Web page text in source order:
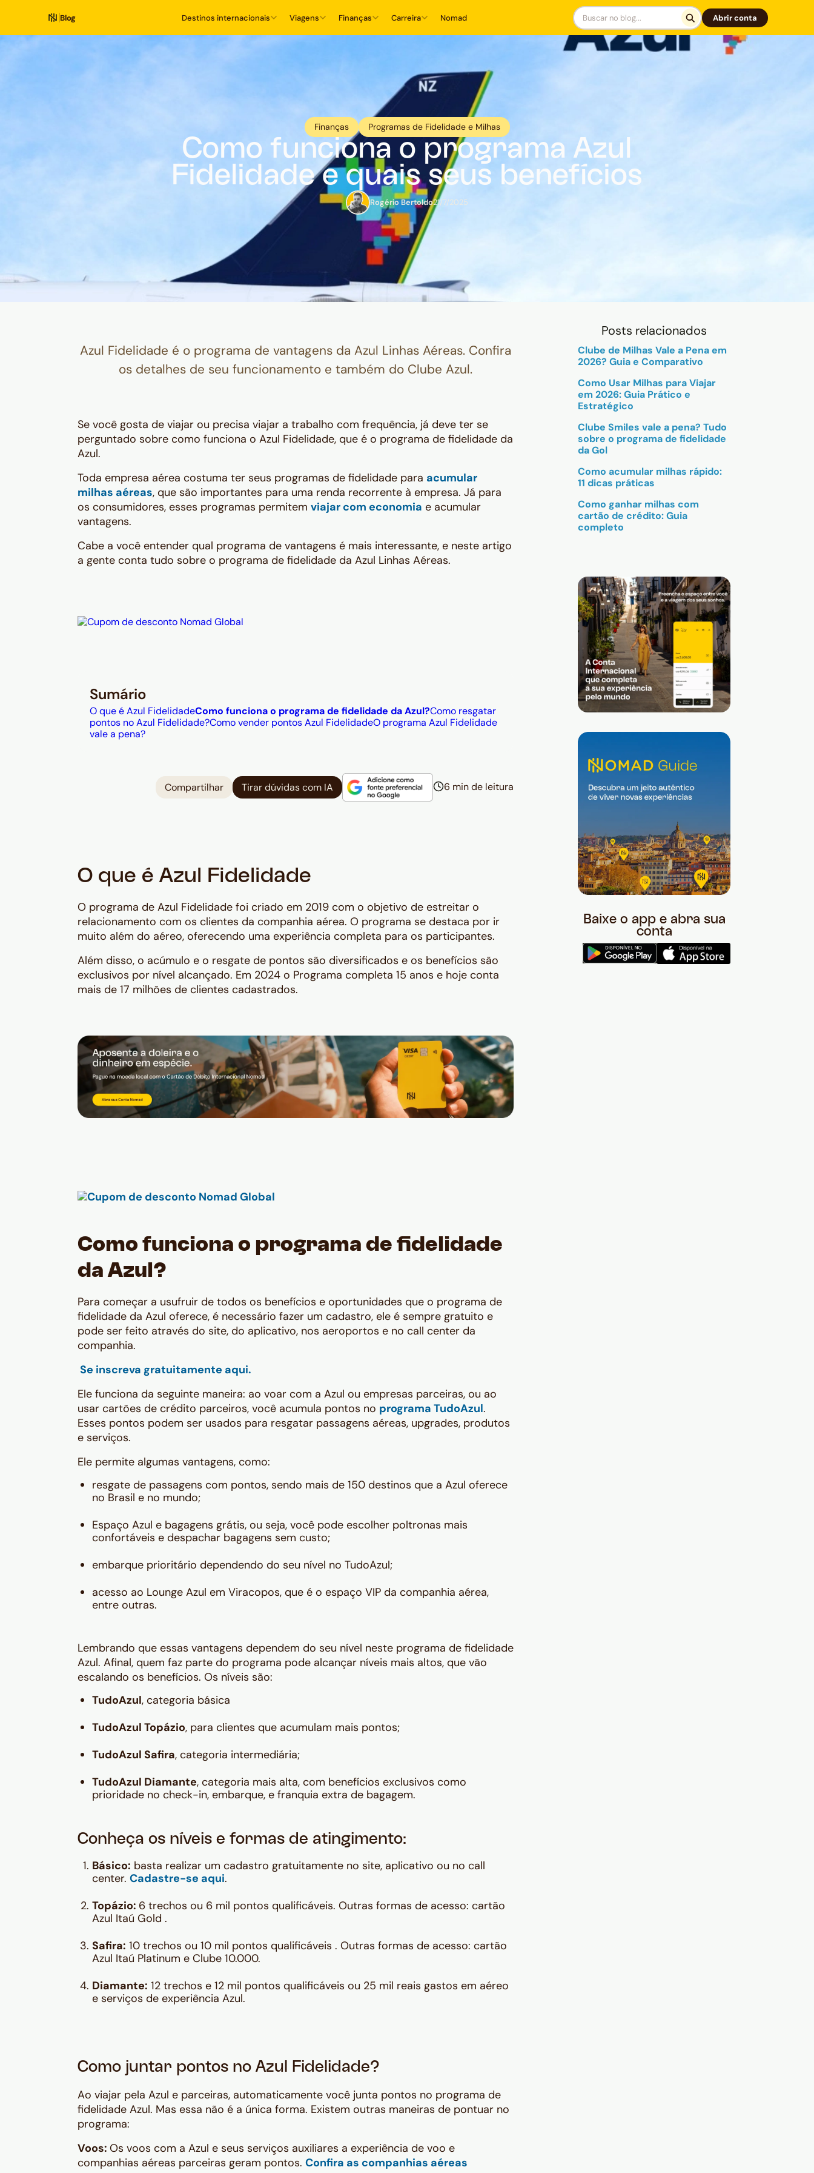
Blog Destinos internacionais Viagens Finanças Carreira Nomad Abrir conta
Finanças Programas de Fidelidade e Milhas
Como funciona o programa Azul
Fidelidade e quais seus benefícios
Rogério Bertoldo21/7/2025
Azul Fidelidade é o programa de vantagens da Azul Linhas Aéreas. Confira
os detalhes de seu funcionamento e também do Clube Azul.
Se você gosta de viajar ou precisa viajar a trabalho com frequência, já deve ter se
perguntado sobre como funciona o Azul Fidelidade, que é o programa de fidelidade da
Azul.
Toda empresa aérea costuma ter seus programas de fidelidade para acumular
milhas aéreas, que são importantes para uma renda recorrente à empresa. Já para
os consumidores, esses programas permitem viajar com economia e acumular
vantagens.
Cabe a você entender qual programa de vantagens é mais interessante, e neste artigo
a gente conta tudo sobre o programa de fidelidade da Azul Linhas Aéreas.
Sumário
O que é Azul FidelidadeComo funciona o programa de fidelidade da Azul?Como resgatar
pontos no Azul Fidelidade?Como vender pontos Azul FidelidadeO programa Azul Fidelidade
vale a pena?
Compartilhar Tirar dúvidas com IA 6 min de leitura
O que é Azul Fidelidade
O programa de Azul Fidelidade foi criado em 2019 com o objetivo de estreitar o
relacionamento com os clientes da companhia aérea. O programa se destaca por ir
muito além do aéreo, oferecendo uma experiência completa para os participantes.
Além disso, o acúmulo e o resgate de pontos são diversificados e os benefícios são
exclusivos por nível alcançado. Em 2024 o Programa completa 15 anos e hoje conta
mais de 17 milhões de clientes cadastrados.
Como funciona o programa de fidelidade
da Azul?
Para começar a usufruir de todos os benefícios e oportunidades que o programa de
fidelidade da Azul oferece, é necessário fazer um cadastro, ele é sempre gratuito e
pode ser feito através do site, do aplicativo, nos aeroportos e no call center da
companhia.
Se inscreva gratuitamente aqui.
Ele funciona da seguinte maneira: ao voar com a Azul ou empresas parceiras, ou ao
usar cartões de crédito parceiros, você acumula pontos no programa TudoAzul.
Esses pontos podem ser usados para resgatar passagens aéreas, upgrades, produtos
e serviços.
Ele permite algumas vantagens, como:
resgate de passagens com pontos, sendo mais de 150 destinos que a Azul oferece
no Brasil e no mundo;
Espaço Azul e bagagens grátis, ou seja, você pode escolher poltronas mais
confortáveis e despachar bagagens sem custo;
embarque prioritário dependendo do seu nível no TudoAzul;
acesso ao Lounge Azul em Viracopos, que é o espaço VIP da companhia aérea,
entre outras.
Lembrando que essas vantagens dependem do seu nível neste programa de fidelidade
Azul. Afinal, quem faz parte do programa pode alcançar níveis mais altos, que vão
escalando os benefícios. Os níveis são:
TudoAzul, categoria básica
TudoAzul Topázio, para clientes que acumulam mais pontos;
TudoAzul Safira, categoria intermediária;
TudoAzul Diamante, categoria mais alta, com benefícios exclusivos como
prioridade no check-in, embarque, e franquia extra de bagagem.
Conheça os níveis e formas de atingimento:
Básico: basta realizar um cadastro gratuitamente no site, aplicativo ou no call
center. Cadastre-se aqui.
Topázio: 6 trechos ou 6 mil pontos qualificáveis. Outras formas de acesso: cartão
Azul Itaú Gold .
Safira: 10 trechos ou 10 mil pontos qualificáveis . Outras formas de acesso: cartão
Azul Itaú Platinum e Clube 10.000.
Diamante: 12 trechos e 12 mil pontos qualificáveis ou 25 mil reais gastos em aéreo
e serviços de experiência Azul.
Como juntar pontos no Azul Fidelidade?
Ao viajar pela Azul e parceiras, automaticamente você junta pontos no programa de
fidelidade Azul. Mas essa não é a única forma. Existem outras maneiras de pontuar no
programa:
Voos: Os voos com a Azul e seus serviços auxiliares a experiência de voo e
companhias aéreas parceiras geram pontos. Confira as companhias aéreas
Posts relacionados
Clube de Milhas Vale a Pena em
2026? Guia e Comparativo
Como Usar Milhas para Viajar
em 2026: Guia Prático e
Estratégico
Clube Smiles vale a pena? Tudo
sobre o programa de fidelidade
da Gol
Como acumular milhas rápido:
11 dicas práticas
Como ganhar milhas com
cartão de crédito: Guia
completo
Baixe o app e abra sua
conta